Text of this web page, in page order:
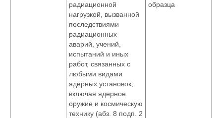
радиационной
нагрузкой, вызванной
последствиями
радиационных
аварий, учений,
испытаний и иных
работ, связанных с
любыми видами
ядерных установок,
включая ядерное
оружие и космическую
технику (абз. 8 подп. 2
образца